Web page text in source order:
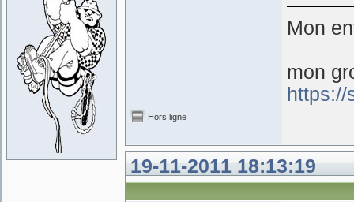
Mon
mon
Hors ligne
19-11-2011 18:13:19